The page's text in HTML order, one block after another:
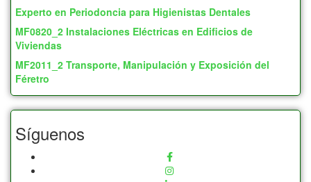
Experto en Periodoncia para Higienistas Dentales
MF0820_2 Instalaciones Eléctricas en Edificios de
Viviendas
MF2011_2 Transporte, Manipulación y Exposición del
Féretro
Síguenos